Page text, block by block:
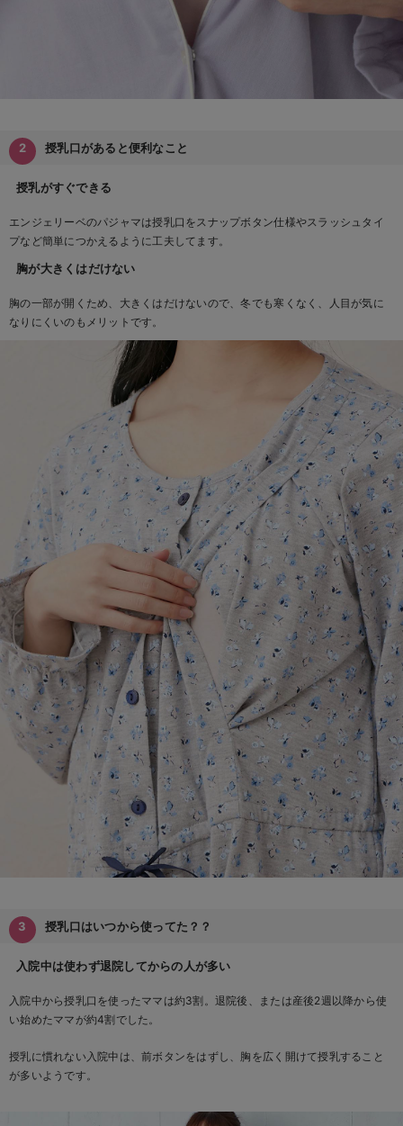
授乳口があると便利なこと
授乳がすぐできる
エンジェリーベのパジャマは授乳口をスナップボタン仕様やスラッシュタイ
プなど簡単につかえるように工夫してます。
胸が大きくはだけない
胸の一部が開くため、大きくはだけないので、冬でも寒くなく、人目が気に
なりにくいのもメリットです。
授乳口はいつから使ってた？？
入院中は使わず退院してからの人が多い
入院中から授乳口を使ったママは約3割。退院後、または産後2週以降から使
い始めたママが約4割でした。
授乳に慣れない入院中は、前ボタンをはずし、胸を広く開けて授乳すること
が多いようです。